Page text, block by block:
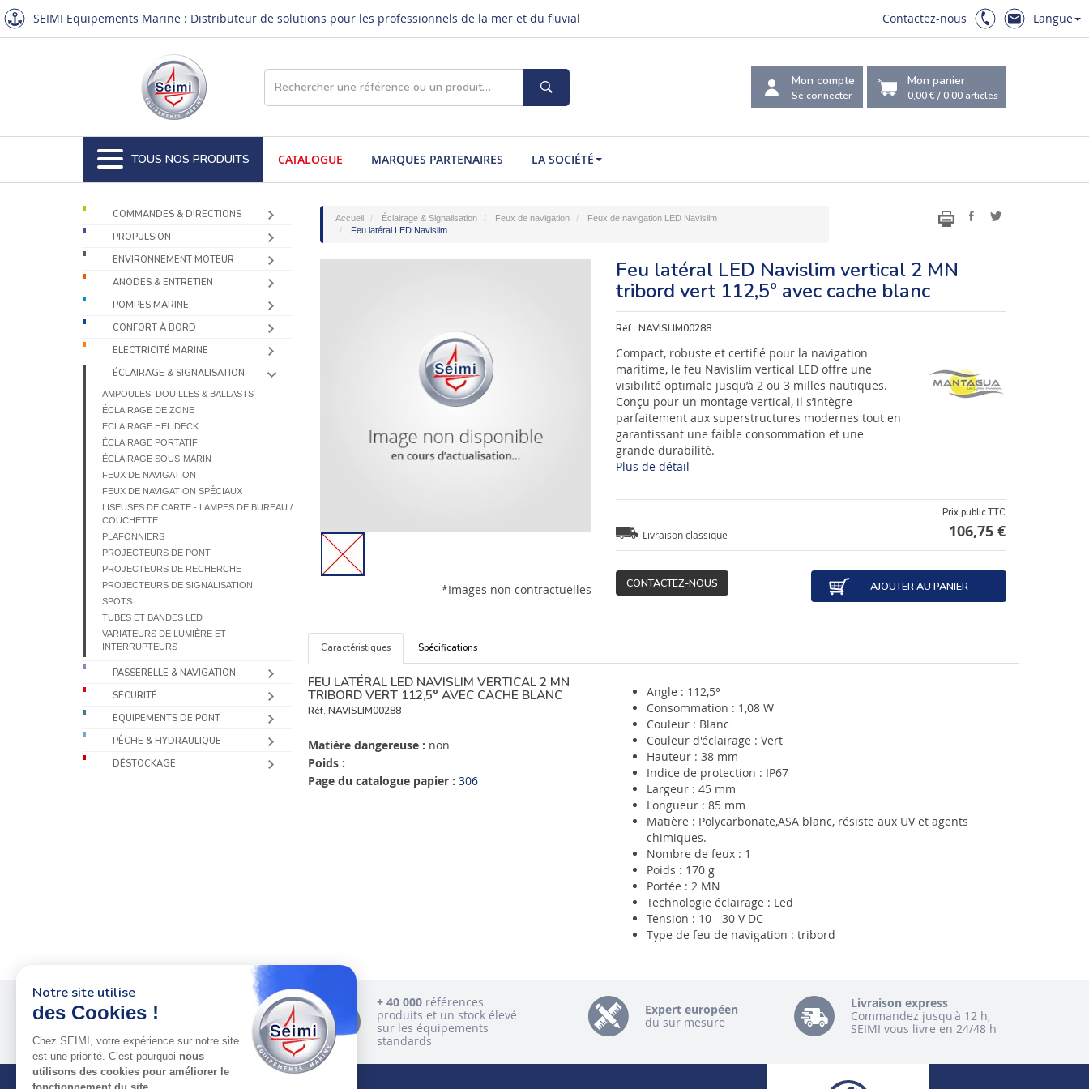
SEIMI Equipements Marine : Distributeur de solutions pour les professionnels de la mer et du fluvial Contactez-nous Langue
Mon compte
Se connecter
Mon panier
0,00 €/0,00 articles
TOUS NOS PRODUITS CATALOGUE MARQUES PARTENAIRES LA SOCIÉTÉ
COMMANDES & DIRECTIONS
PROPULSION
ENVIRONNEMENT MOTEUR
ANODES & ENTRETIEN
POMPES MARINE
CONFORT À BORD
ELECTRICITÉ MARINE
ÉCLAIRAGE & SIGNALISATION
AMPOULES, DOUILLES & BALLASTS
ÉCLAIRAGE DE ZONE
ÉCLAIRAGE HÉLIDECK
ÉCLAIRAGE PORTATIF
ÉCLAIRAGE SOUS-MARIN
FEUX DE NAVIGATION
FEUX DE NAVIGATION SPÉCIAUX
LISEUSES DE CARTE - LAMPES DE BUREAU /
COUCHETTE
PLAFONNIERS
PROJECTEURS DE PONT
PROJECTEURS DE RECHERCHE
PROJECTEURS DE SIGNALISATION
SPOTS
TUBES ET BANDES LED
VARIATEURS DE LUMIÈRE ET
INTERRUPTEURS
PASSERELLE & NAVIGATION
SÉCURITÉ
EQUIPEMENTS DE PONT
PÊCHE & HYDRAULIQUE
DÉSTOCKAGE
Accueil Éclairage & Signalisation Feux de navigation
Feux de navigation LED Navislim
Feu latéral LED Navislim...
*Images non contractuelles
Feu latéral LED Navislim vertical 2 MN
tribord vert 112,5° avec cache blanc
Réf :NAVISLIM00288
Compact, robuste et certifié pour la navigation
maritime, le feu Navislim vertical LED offre une
visibilité optimale jusqu’à 2 ou 3 milles nautiques.
Conçu pour un montage vertical, il s’intègre
parfaitement aux superstructures modernes tout en
garantissant une faible consommation et une
grande durabilité.
Plus de détail
Livraison classique
Prix public TTC
106,75 €
CONTACTEZ-NOUS AJOUTER AU PANIER
Caractéristiques Spécifications
FEU LATÉRAL LED NAVISLIM VERTICAL 2 MN
TRIBORD VERT 112,5° AVEC CACHE BLANC
Réf. NAVISLIM00288
Matière dangereuse : non
Poids :
Page du catalogue papier : 306
Angle : 112,5°
Consommation : 1,08 W
Couleur : Blanc
Couleur d'éclairage : Vert
Hauteur : 38 mm
Indice de protection : IP67
Largeur : 45 mm
Longueur : 85 mm
Matière : Polycarbonate,ASA blanc, résiste aux UV et agents
chimiques.
Nombre de feux : 1
Poids : 170 g
Portée : 2 MN
Technologie éclairage : Led
Tension : 10 - 30 V DC
Type de feu de navigation : tribord
Plus de 50 ans
au service
des pros
+ 40 000 références
produits et un stock élevé
sur les équipements
standards
Expert européen
du sur mesure
Livraison express
Commandez jusqu'à 12 h,
SEIMI vous livre en 24/48 h
Notre site utilise
des Cookies !
Chez SEIMI, votre expérience sur notre site
est une priorité. C’est pourquoi nous
utilisons des cookies pour améliorer le